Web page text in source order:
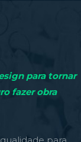
para tornar
fazer obra